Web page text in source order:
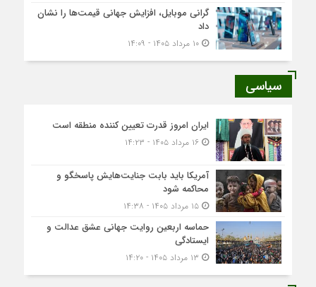
گرانی موبایل، افزایش جهانی قیمت‌ها را نشان
داد
۱۰ مرداد ۱۴۰۵ - ۱۴:۰۹
سیاسی
ایران امروز قدرت تعیین کننده منطقه است
۱۶ مرداد ۱۴۰۵ - ۱۴:۲۳
آمریکا باید بابت جنایت‌هایش پاسخگو و
محاکمه شود
۱۵ مرداد ۱۴۰۵ - ۱۴:۳۸
حماسه اربعین روایت جهانی عشق عدالت و
ایستادگی